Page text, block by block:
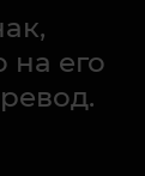
на его